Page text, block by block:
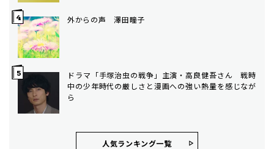
外からの声 澤田瞳子
ドラマ「手塚治虫の戦争」主演・高良健吾さん 戦時
中の少年時代の厳しさと漫画への強い熱量を感じなが
ら
人気ランキング⼀覧